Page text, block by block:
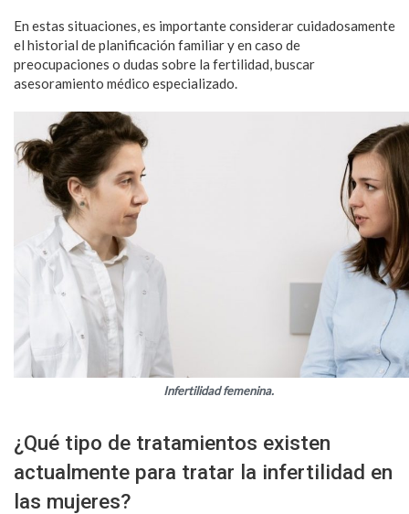
En estas situaciones, es importante considerar cuidadosamente
el historial de planificación familiar y en caso de
preocupaciones o dudas sobre la fertilidad, buscar
asesoramiento médico especializado.
Infertilidad femenina.
¿Qué tipo de tratamientos existen
actualmente para tratar la infertilidad en
las mujeres?